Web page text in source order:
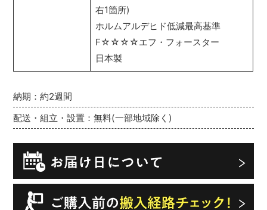
納期：約2週間
配送・組立・設置：無料(一部地域除く)
右1箇所)
ホルムアルデヒド低減最高基準
F☆☆☆☆エフ・フォースター
日本製